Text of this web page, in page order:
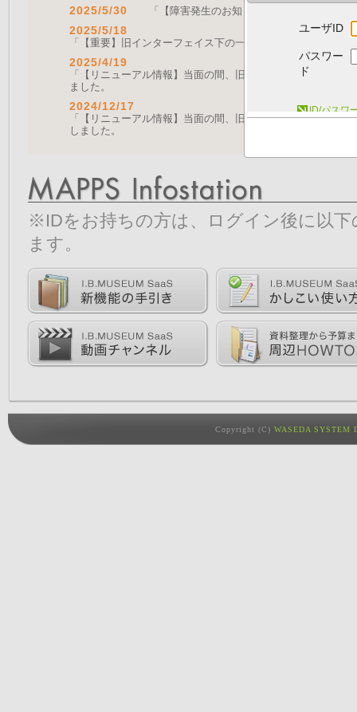
2025/5/30 「【障害発生のお知らせ｜復旧済み】Web
2025/5/18
「【重要】旧インターフェイス下の一部機能の停止につい
2025/4/19
「【リニューアル情報】当面の間、旧画面をご利用いただ
ました。
2024/12/17
「【リニューアル情報】当面の間、旧画面をご利用いただ
しました。
※IDをお持ちの方は、ログイン後に以
ます。
Copyright (C) WASEDA SYSTEM
ユーザID
パスワー
ド
ID/パスワ